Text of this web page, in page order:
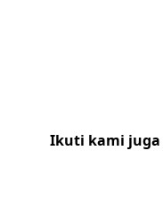
Ikuti kami juga